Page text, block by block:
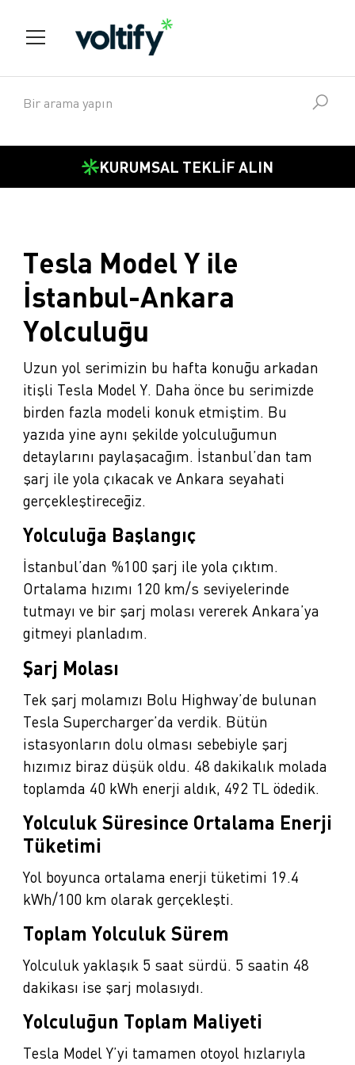
KURUMSAL TEKLİF ALIN
Tesla Model Y ile
İstanbul-Ankara
Yolculuğu
Uzun yol serimizin bu hafta konuğu arkadan
itişli Tesla Model Y. Daha önce bu serimizde
birden fazla modeli konuk etmiştim. Bu
yazıda yine aynı şekilde yolculuğumun
detaylarını paylaşacağım. İstanbul’dan tam
şarj ile yola çıkacak ve Ankara seyahati
gerçekleştireceğiz.
Yolculuğa Başlangıç
İstanbul’dan %100 şarj ile yola çıktım.
Ortalama hızımı 120 km/s seviyelerinde
tutmayı ve bir şarj molası vererek Ankara’ya
gitmeyi planladım.
Şarj Molası
Tek şarj molamızı Bolu Highway’de bulunan
Tesla Supercharger’da verdik. Bütün
istasyonların dolu olması sebebiyle şarj
hızımız biraz düşük oldu. 48 dakikalık molada
toplamda 40 kWh enerji aldık, 492 TL ödedik.
Yolculuk Süresince Ortalama Enerji
Tüketimi
Yol boyunca ortalama enerji tüketimi 19.4
kWh/100 km olarak gerçekleşti.
Toplam Yolculuk Sürem
Yolculuk yaklaşık 5 saat sürdü. 5 saatin 48
dakikası ise şarj molasıydı.
Yolculuğun Toplam Maliyeti
Tesla Model Y’yi tamamen otoyol hızlarıyla